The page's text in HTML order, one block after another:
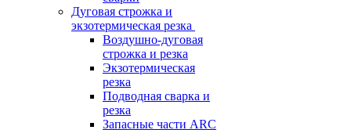
Дуговая строжка и
экзотермическая резка
Воздушно-дуговая
строжка и резка
Экзотермическая
резка
Подводная сварка и
резка
Запасные части ARC